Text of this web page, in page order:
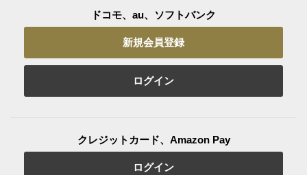
ドコモ、au、ソフトバンク
新規会員登録
ログイン
クレジットカード、Amazon Pay
ログイン